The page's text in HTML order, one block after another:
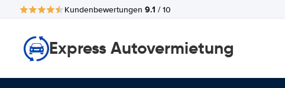
Kundenbewertungen 9.1 / 10
Express Autovermietung